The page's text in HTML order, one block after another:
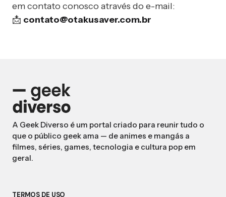
em contato conosco através do e-mail:
📩 contato@otakusaver.com.br
A Geek Diverso é um portal criado para reunir tudo o
que o público geek ama — de animes e mangás a
filmes, séries, games, tecnologia e cultura pop em
geral.
TERMOS DE USO